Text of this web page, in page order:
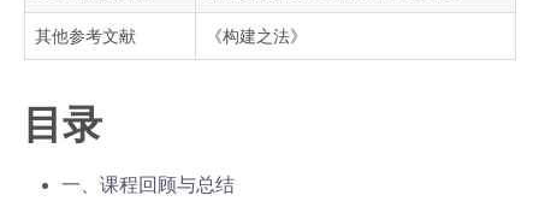
其他参考文献 《构建之法》
目录
一、课程回顾与总结